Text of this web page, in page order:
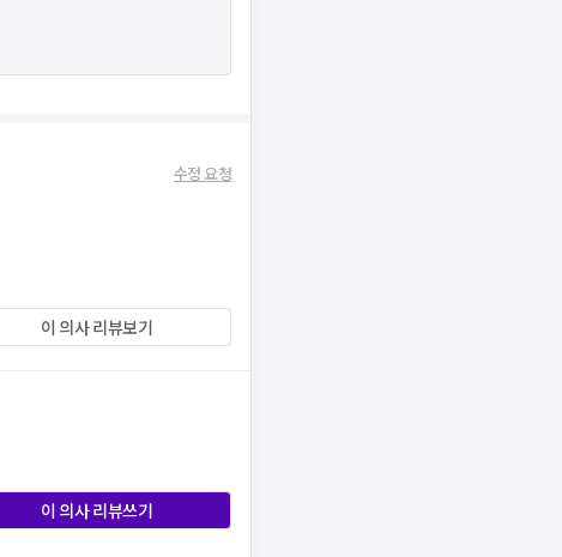
수정 요청
이 의사 리뷰보기
이 의사 리뷰쓰기